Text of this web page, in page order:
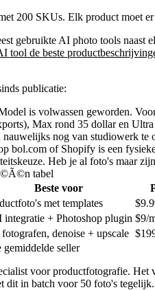
200 SKUs. Elk product moet
gebruikte AI photo tools naast
tool de beste
publicatie:
is volwassen geworden.
Max rond 35 dollar en
nog van studiowerk te
bol.com of Shopify is een
Heb je al foto's maar
tabel
Beste voor
met templates
integratie + Photoshop plugin $9/
denoise + upscale
seller
voor productfotografie. Het
dit in batch voor 50 foto's tegelijk.